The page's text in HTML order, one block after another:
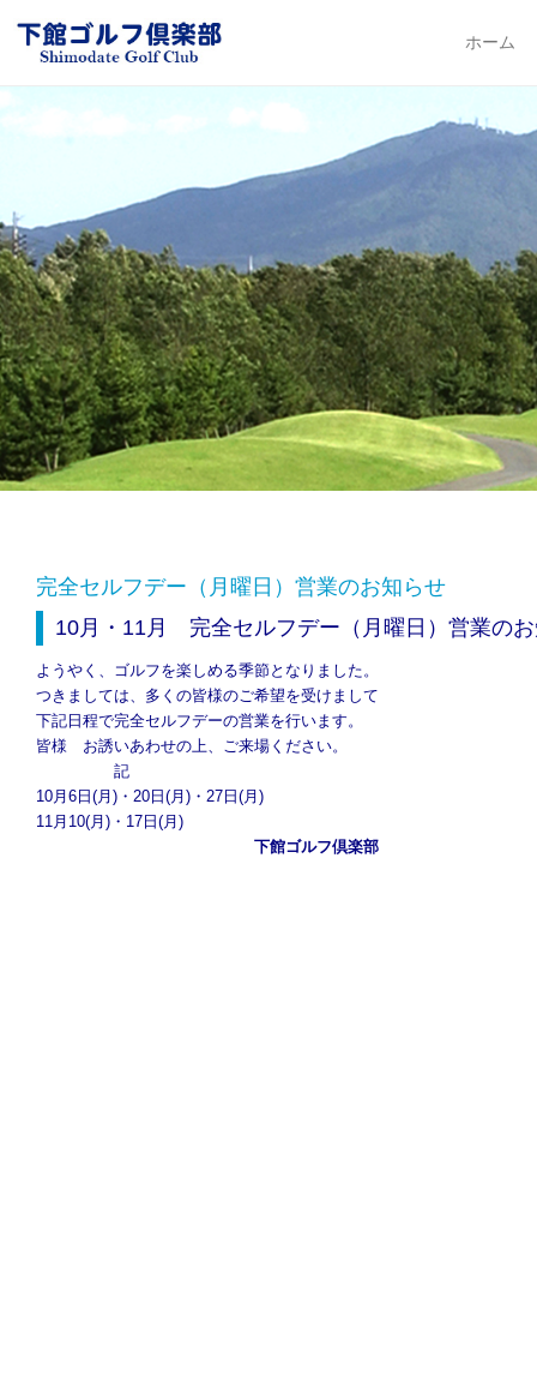
Primary
Skip to
ホーム
完全セルフデー（月曜日）営業のお知らせ
10月・11月 完全セルフデー （月曜日） 営業の
ようやく、ゴルフを楽しめる季節となりました。
つきましては、多くの皆様のご希望を受けまして
下記日程で完全セルフデーの営業を行います。
皆様 お誘いあわせの上、ご来場ください。
記
10月6日(月)・20日(月)・27日(月)
11月10(月)・17日(月)
下館ゴルフ倶楽部